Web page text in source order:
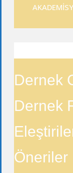
Dernek
Dernek
Öneriler